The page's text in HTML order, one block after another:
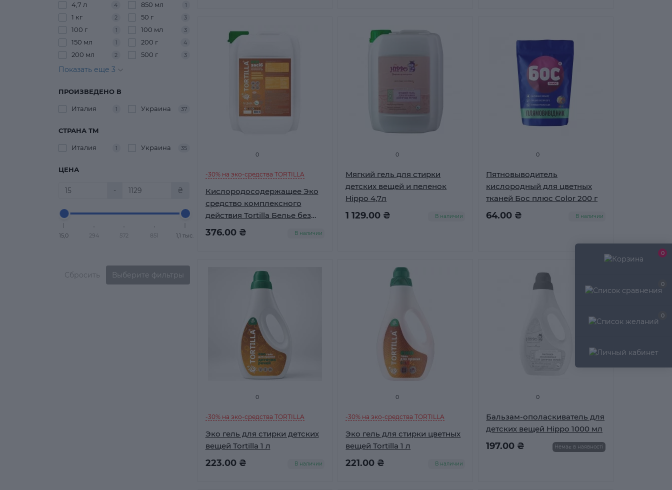
0
0
0
4,7 л 4 850 мл 1
1 кг 2 50 г 3
100 г 1 100 мл 3
150 мл 1 200 г 4
200 мл 2 500 г 3
Показать еще 3
ПРОИЗВЕДЕНО В
Италия 1 Украина 37
СТРАНА ТМ
Италия 1 Украина 35
ЦЕНА
- ₴
15,0 294 572 851 1,1 тыс.
Сбросить Выберите фильтры
0
-30% на эко-средства TORTILLA
Кислородосодержащее Эко
средство комплексного
действия Tortilla Белье без
хлора 5 л
376.00 ₴ В наличии
0
Мягкий гель для стирки
детских вещей и пеленок
Hippo 4,7л
1 129.00 ₴ В наличии
0
Пятновыводитель
кислородный для цветных
тканей Бос плюс Color 200 г
64.00 ₴ В наличии
0
-30% на эко-средства TORTILLA
Эко гель для стирки детских
вещей Tortilla 1 л
223.00 ₴ В наличии
0
-30% на эко-средства TORTILLA
Эко гель для стирки цветных
вещей Tortilla 1 л
221.00 ₴ В наличии
0
Бальзам-ополаскиватель для
детских вещей Hippo 1000 мл
197.00 ₴ Немає в наявності